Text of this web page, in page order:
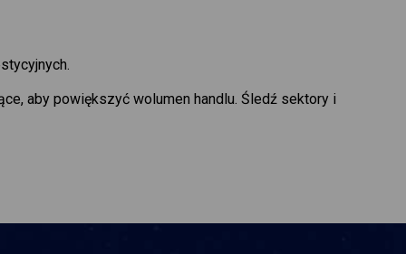
aby powiększyć wolumen handlu. Śledź sektory i